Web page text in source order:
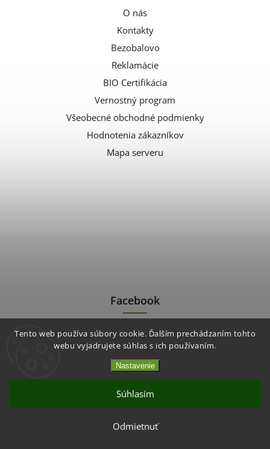
Tento web používa súbory cookie. Ďalším prechádzaním tohto
webu vyjadrujete súhlas s ich používaním.
Nastavenie
Odmietnuť
Súhlasím
CHCEM VYUŽIŤ AKCIU
O nás
Kontakty
Bezobalovo
Reklamácie
BIO Certifikácia
Vernostný program
Všeobecné obchodné podmienky
Hodnotenia zákazníkov
Mapa serveru
Facebook